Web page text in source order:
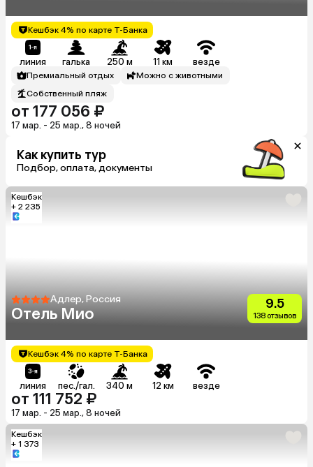
Кешбэк 4% по карте Т-Банка
линия галька 250 м 11 км везде
Премиальный отдых
Можно с животными
Собственный пляж
от 177 056 ₽
17 мар. - 25 мар., 8 ночей
Как купить тур
Подбор, оплата, документы
Кешбэк
+ 2 235
Адлер, Россия
Отель Мио
9.5
138 отзывов
Кешбэк 4% по карте Т-Банка
линия пес./гал. 340 м 12 км везде
от 111 752 ₽
17 мар. - 25 мар., 8 ночей
Кешбэк
+ 1 373